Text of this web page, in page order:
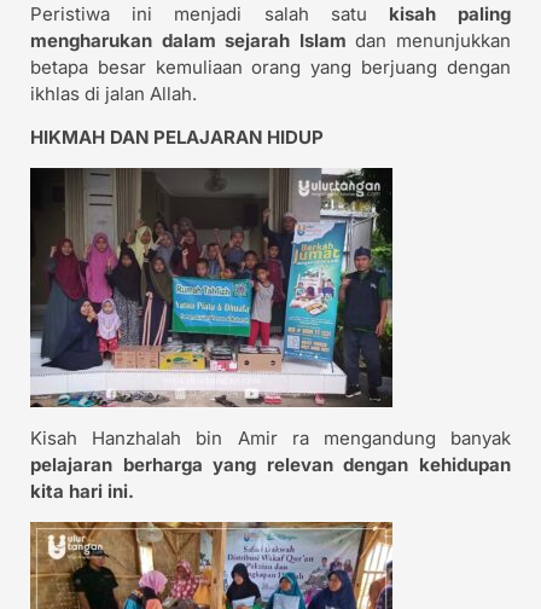
Peristiwa ini menjadi salah satu kisah paling
mengharukan dalam sejarah Islam dan menunjukkan
betapa besar kemuliaan orang yang berjuang dengan
ikhlas di jalan Allah.
HIKMAH DAN PELAJARAN HIDUP
Kisah Hanzhalah bin Amir ra mengandung banyak
pelajaran berharga yang relevan dengan kehidupan
kita hari ini.